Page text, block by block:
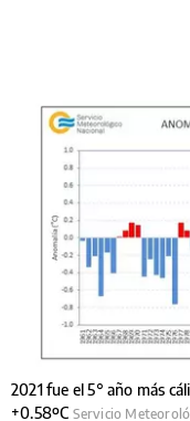
2021 fue el 5° año más
+0.58ºC Servicio